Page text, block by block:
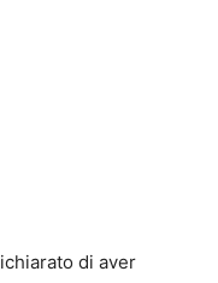
di aver